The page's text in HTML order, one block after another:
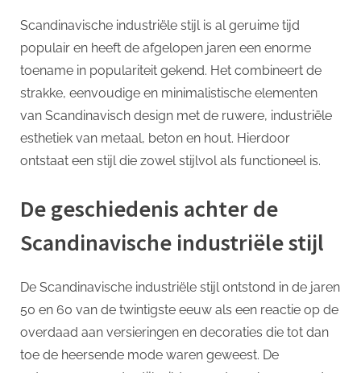
Maximale
Scandinavische industriële stijl is al geruime tijd
populair en heeft de afgelopen jaren een enorme
toename in populariteit gekend. Het combineert de
strakke, eenvoudige en minimalistische elementen
van Scandinavisch design met de ruwere, industriële
esthetiek van metaal, beton en hout. Hierdoor
ontstaat een stijl die zowel stijlvol als functioneel is.
De geschiedenis achter de
Scandinavische industriële stijl
De Scandinavische industriële stijl ontstond in de jaren
50 en 60 van de twintigste eeuw als een reactie op de
overdaad aan versieringen en decoraties die tot dan
toe de heersende mode waren geweest. De